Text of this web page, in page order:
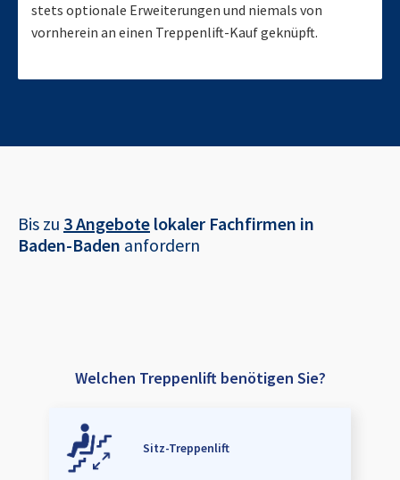
stets optionale Erweiterungen und niemals von
vornherein an einen Treppenlift-Kauf geknüpft.
Bis zu 3 Angebote lokaler Fachfirmen in
Baden-Baden anfordern
Welchen Treppenlift benötigen Sie?
Sitz-Treppenlift